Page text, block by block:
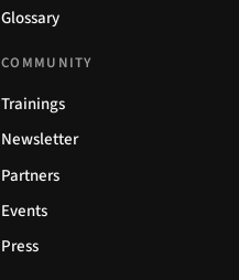
Glossary
COMMUNITY
Trainings
Newsletter
Partners
Events
Press